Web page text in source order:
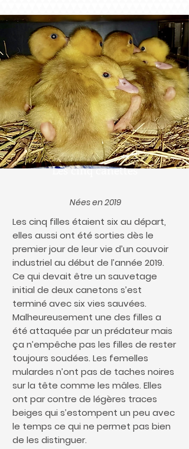
Les cinq canettes
Nées en 2019
Les cinq filles étaient six au départ,
elles aussi ont été sorties dès le
premier jour de leur vie d’un couvoir
industriel au début de l’année 2019.
Ce qui devait être un sauvetage
initial de deux canetons s’est
terminé avec six vies sauvées.
Malheureusement une des filles a
été attaquée par un prédateur mais
ça n’empêche pas les filles de rester
toujours soudées. Les femelles
mulardes n’ont pas de taches noires
sur la tête comme les mâles. Elles
ont par contre de légères traces
beiges qui s’estompent un peu avec
le temps ce qui ne permet pas bien
de les distinguer.